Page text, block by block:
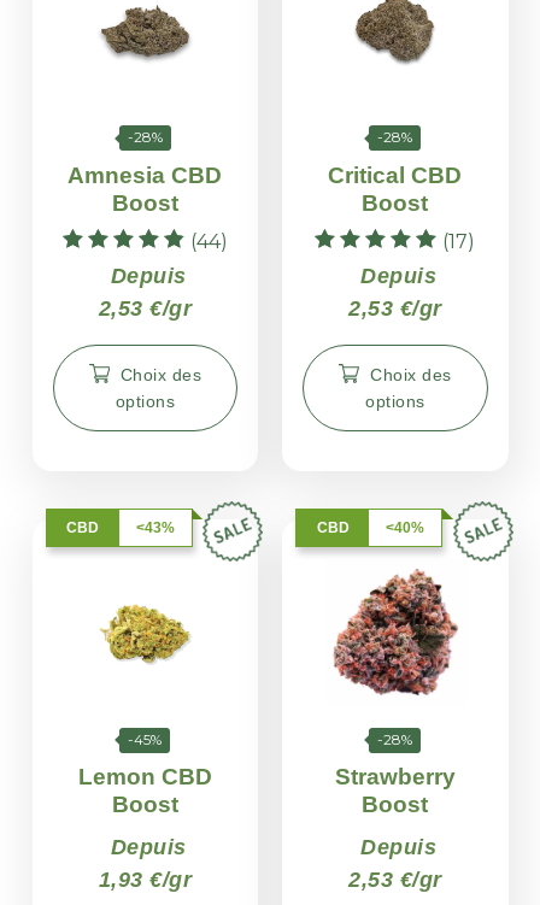
-28%
Amnesia CBD
Boost
Note
4.87
sur 5
(44)
Depuis
2,53 €/gr
Choix des
options
-28%
Critical CBD
Boost
Note
5.00
sur 5
(17)
Depuis
2,53 €/gr
Choix des
options
CBD <43%
-45%
Lemon CBD
Boost
Depuis
1,93 €/gr
CBD <40%
-28%
Strawberry
Boost
Depuis
2,53 €/gr